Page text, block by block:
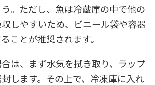
。ただし、魚は冷蔵庫の中で他の
しやすいため、ビニール袋や容器
ことが推奨されます。
は、まず水気を拭き取り、ラップ
します。その上で、冷凍庫に入れ